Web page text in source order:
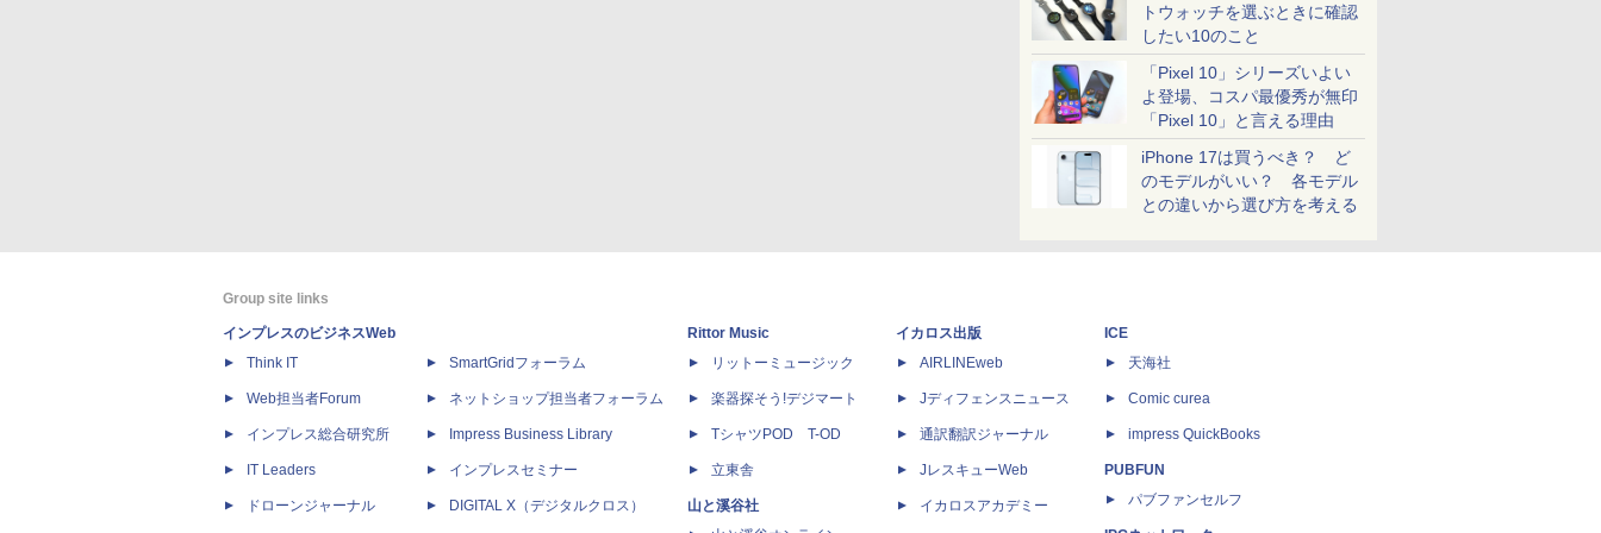
トウォッチを選ぶときに確認
したい10のこと
「Pixel 10」シリーズいよい
よ登場、コスパ最優秀が無印
「Pixel 10」と言える理由
iPhone 17は買うべき？ ど
のモデルがいい？ 各モデル
との違いから選び方を考える
Group site links
インプレスのビジネスWeb
Think IT
Web担当者Forum
インプレス総合研究所
IT Leaders
ドローンジャーナル
SmartGridフォーラム
ネットショップ担当者フォーラム
Impress Business Library
インプレスセミナー
DIGITAL X（デジタルクロス）
Rittor Music
リットーミュージック
楽器探そう!デジマート
TシャツPOD T-OD
立東舎
山と溪谷社
イカロス出版
AIRLINEweb
Jディフェンスニュース
通訳翻訳ジャーナル
JレスキューWeb
イカロスアカデミー
ICE
天海社
Comic curea
impress QuickBooks
PUBFUN
パブファンセルフ